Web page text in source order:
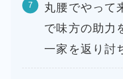
丸腰でやって
で味方の助力
一家を返り討